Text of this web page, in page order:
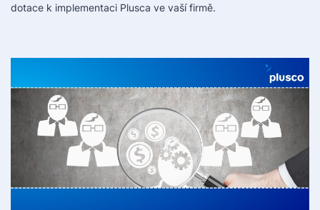
dotace k implementaci Plusca ve vaší firmě.